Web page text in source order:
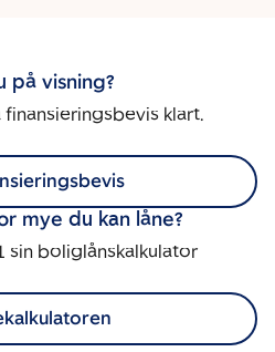
på visning?
finansieringsbevis klart.
mye du kan låne?
sin boliglånskalkulator